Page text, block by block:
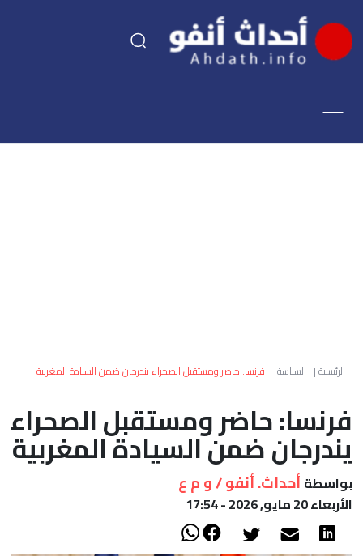
اقتصاد
العالم
أعمدة
الصحراء
الرئيسية| السياسة | فرنسا: حاضر ومستقبل الصحراء يندرجان ضمن السيادة المغربية
فرنسا: حاضر ومستقبل الصحراء
يندرجان ضمن السيادة المغربية
بواسطة أحداث. أنفو / و م ع
الأربعاء 20 مايو, 2026 - 17:54